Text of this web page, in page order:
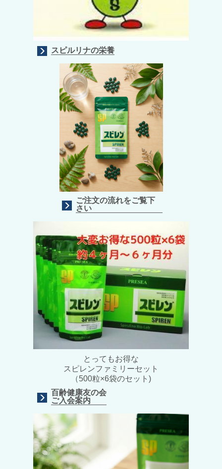
スピルリナの栄養
ご注文の流れをご覧下
さい
とってもお得な
スピレンファミリーセット
（500粒×6袋のセット)
百齢健康友の会
ご入会案内